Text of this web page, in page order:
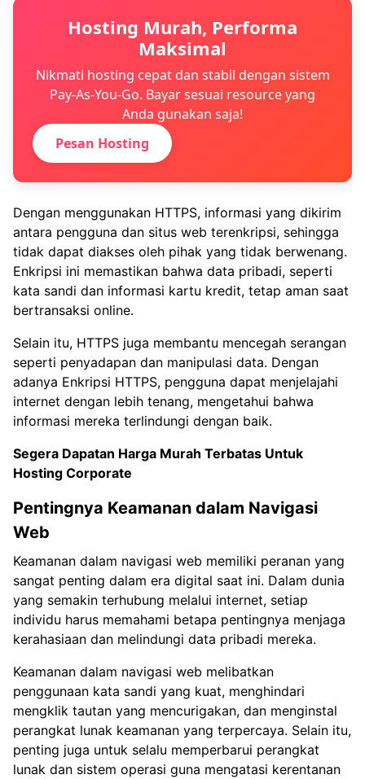
Hosting Murah, Performa
Maksimal
Nikmati hosting cepat dan stabil dengan sistem
Pay-As-You-Go. Bayar sesuai resource yang
Anda gunakan saja!
Pesan Hosting
Dengan menggunakan HTTPS, informasi yang dikirim
antara pengguna dan situs web terenkripsi, sehingga
tidak dapat diakses oleh pihak yang tidak berwenang.
Enkripsi ini memastikan bahwa data pribadi, seperti
kata sandi dan informasi kartu kredit, tetap aman saat
bertransaksi online.
Selain itu, HTTPS juga membantu mencegah serangan
seperti penyadapan dan manipulasi data. Dengan
adanya Enkripsi HTTPS, pengguna dapat menjelajahi
internet dengan lebih tenang, mengetahui bahwa
informasi mereka terlindungi dengan baik.
Segera Dapatan Harga Murah Terbatas Untuk
Hosting Corporate
Pentingnya Keamanan dalam Navigasi
Web
Keamanan dalam navigasi web memiliki peranan yang
sangat penting dalam era digital saat ini. Dalam dunia
yang semakin terhubung melalui internet, setiap
individu harus memahami betapa pentingnya menjaga
kerahasiaan dan melindungi data pribadi mereka.
Keamanan dalam navigasi web melibatkan
penggunaan kata sandi yang kuat, menghindari
mengklik tautan yang mencurigakan, dan menginstal
perangkat lunak keamanan yang terpercaya. Selain itu,
penting juga untuk selalu memperbarui perangkat
lunak dan sistem operasi guna mengatasi kerentanan